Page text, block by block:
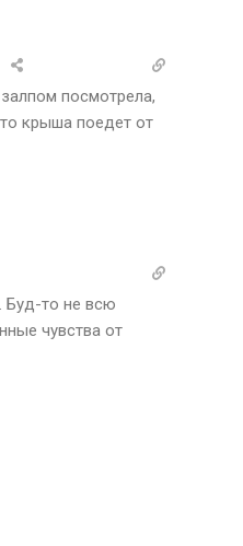
посмотрела,
крыша поедет от
Буд-то не всю
чувства от